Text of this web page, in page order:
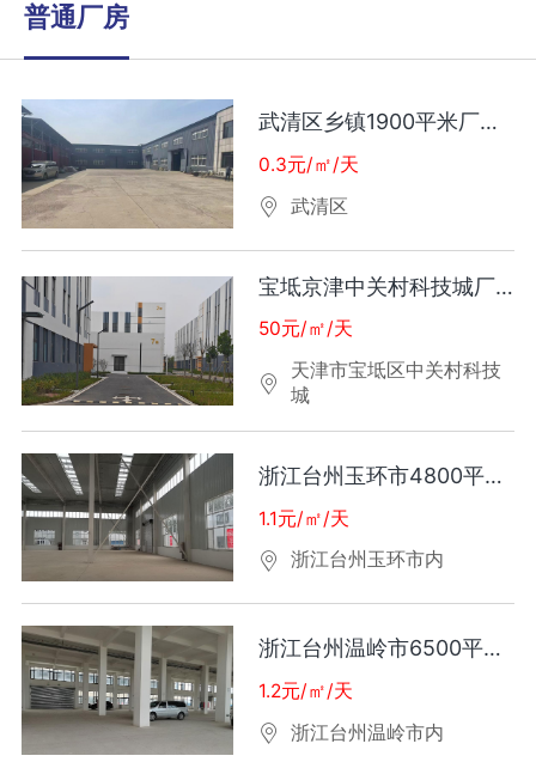
普通厂房
武清区乡镇1900平米厂房出租
0.3元/㎡/天
武清区
宝坻京津中关村科技城厂房出租
50元/㎡/天
天津市宝坻区中关村科技
城
浙江台州玉环市4800平厂房出租
1.1元/㎡/天
浙江台州玉环市内
浙江台州温岭市6500平厂房出租
1.2元/㎡/天
浙江台州温岭市内